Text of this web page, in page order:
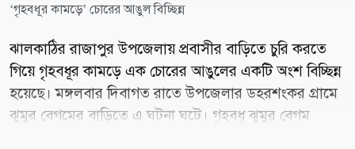
‘গৃহবধূর কামড়ে’ চোরের আঙুল বিচ্ছিন্ন
ঝালকাঠির রাজাপুর উপজেলায় প্রবাসীর বাড়িতে চুরি করতে
গিয়ে গৃহবধূর কামড়ে এক চোরের আঙুলের একটি অংশ বিচ্ছিন্ন
হয়েছে। মঙ্গলবার দিবাগত রাতে উপজেলার ডহরশংকর গ্রামে
ঝুমুর বেগমের বাড়িতে এ ঘটনা ঘটে। গৃহবধূ ঝুমুর বেগম